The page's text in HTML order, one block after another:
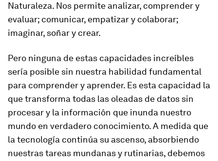
Naturaleza. Nos permite analizar, comprender y
evaluar; comunicar, empatizar y colaborar;
imaginar, soñar y crear.
Pero ninguna de estas capacidades increíbles
sería posible sin nuestra habilidad fundamental
para comprender y aprender. Es esta capacidad la
que transforma todas las oleadas de datos sin
procesar y la información que inunda nuestro
mundo en verdadero conocimiento. A medida que
la tecnología continúa su ascenso, absorbiendo
nuestras tareas mundanas y rutinarias, debemos